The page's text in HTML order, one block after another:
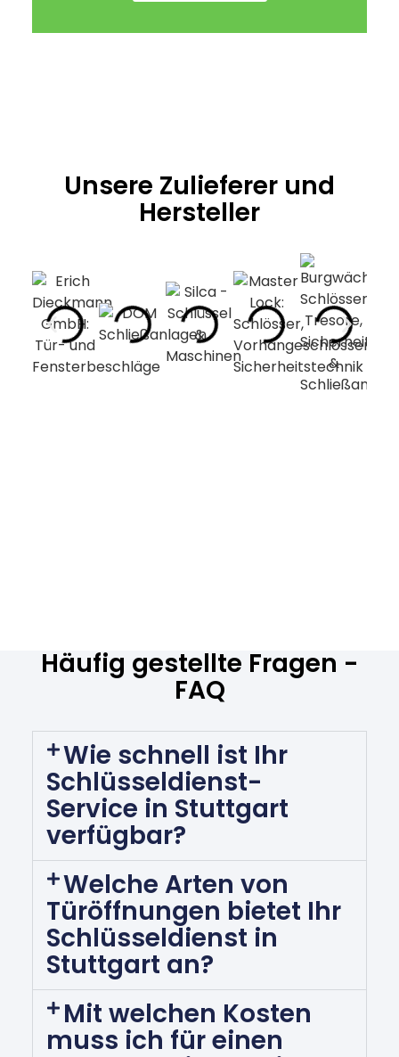
Unsere Zulieferer und
Hersteller
Häufig gestellte Fragen -
FAQ
Wie schnell ist Ihr
Schlüsseldienst-
Service in Stuttgart
verfügbar?
Welche Arten von
Türöffnungen bietet Ihr
Schlüsseldienst in
Stuttgart an?
Mit welchen Kosten
muss ich für einen